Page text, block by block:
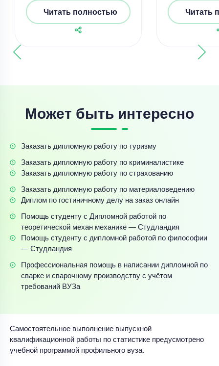
Читать полностью Читать
Может быть интересно
Заказать дипломную работу по туризму
Заказать дипломную работу по криминалистике
Заказать дипломную работу по страхованию
Заказать дипломную работу по материаловедению
Диплом по гостиничному делу на заказ онлайн
Помощь студенту с Дипломной работой по
теоретической механ механике — Студландия
Помощь студенту с дипломной работой по философии
— Студландия
Профессиональная помощь в написании дипломной по
сварке и сварочному производству с учётом
требований ВУЗа
Самостоятельное выполнение выпускной
квалификационной работы по статистике предусмотрено
учебной программой профильного вуза.